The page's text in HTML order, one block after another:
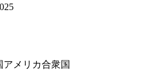
アメリカ合衆国